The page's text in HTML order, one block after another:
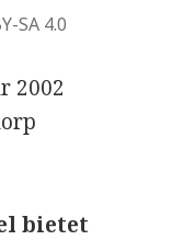
SA 4.0
2002
bietet